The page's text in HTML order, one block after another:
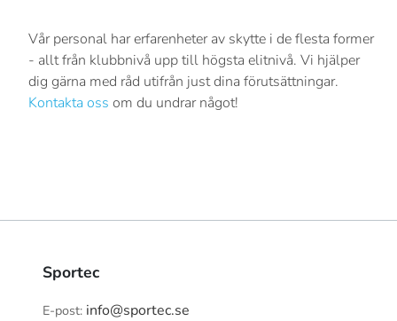
Vår personal har erfarenheter av skytte i de flesta former
- allt från klubbnivå upp till högsta elitnivå. Vi hjälper
dig gärna med råd utifrån just dina förutsättningar.
Kontakta oss om du undrar något!
Sportec
E-post: info@sportec.se